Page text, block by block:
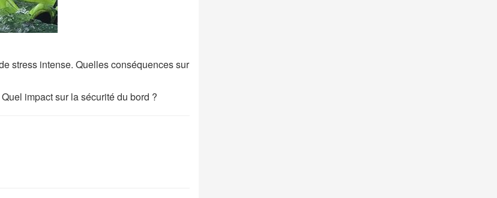
stress intense. Quelles conséquences sur
impact sur la sécurité du bord ?